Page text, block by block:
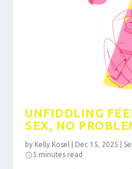
UNFIDDLING
SEX, NO
by Kelly Kosel Dec 15, 2025
5 minutes read